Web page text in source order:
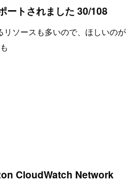
ートされました 30/108
リソースも多いので、ほしいのが
CloudWatch Network